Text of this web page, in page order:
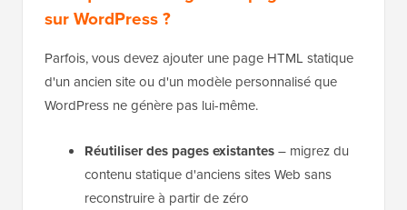
sur WordPress ?
Parfois, vous devez ajouter une page HTML statique
d'un ancien site ou d'un modèle personnalisé que
WordPress ne génère pas lui-même.
Réutiliser des pages existantes– migrez du
contenu statique d'anciens sites Web sans
reconstruire à partir de zéro